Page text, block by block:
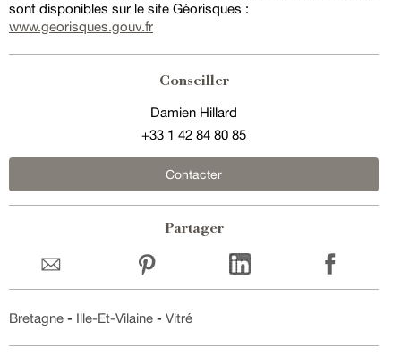
sont disponibles sur le site Géorisques :
www.georisques.gouv.fr
Conseiller
Damien Hillard
+33 1 42 84 80 85
Contacter
Partager
Bretagne - Ille-Et-Vilaine - Vitré